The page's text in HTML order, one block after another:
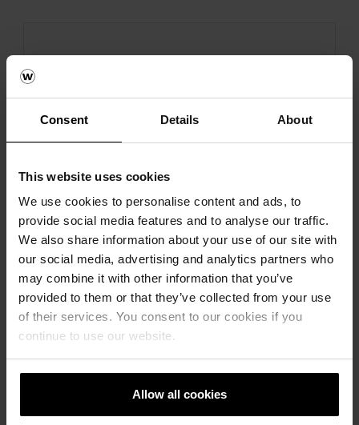
Consent Details About
This website uses cookies
We use cookies to personalise content and ads, to
provide social media features and to analyse our traffic.
We also share information about your use of our site with
our social media, advertising and analytics partners who
may combine it with other information that you’ve
provided to them or that they’ve collected from your use
of their services. You consent to our cookies if you
continue to use our website.
Allow all cookies
Pavaj Pastella
Next